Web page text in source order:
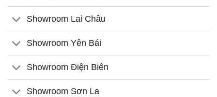
Showroom Lai Châu
Showroom Yên Bái
Showroom Điện Biên
Showroom Sơn La